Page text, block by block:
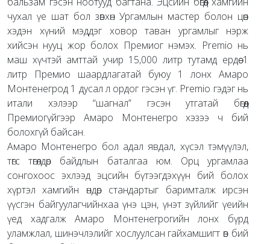
чухал үе шат бол зөвхөн Ургамлын мастер болон цөөн
хэдэн хүний мэддэг ховор таван ургамлыг нэрж
хийсэн нууц жор болох Премиог нэмэх. Premio нь
маш хүчтэй амттай учир 15,000 литр тутамд ердөө 1
литр Премио шаардлагатай буюу 1 лонх Амаро
Монтенегрод 1 дусал л ордог гэсэн үг. Premio гэдэг нь
итали хэлээр “шагнал” гэсэн утгатай бөгөөд
Премиогүйгээр Амаро Монтенегро хэзээ ч бий
болохгүй байсан.
Амаро Монтенегро бол адал явдал, хүсэл тэмүүлэл,
төгс төгөлдөр байдлын баталгаа юм. Орц ургамлаа
сонгохоос эхлээд эцсийн бүтээгдэхүүн бий болох
хүртэл хамгийн өндөр стандартыг баримталж ирсэн
үүсгэн байгуулагчийнхаа үнэ цэн, үнэт зүйлийг үеийн
үед хадгалж Амаро Монтенегрогийн лонх бүрд
уламжлал, шинэчлэлийг хослуулсан гайхамшигт өв бий